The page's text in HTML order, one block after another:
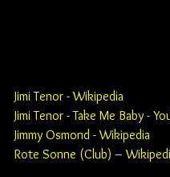
Jimi Tenor - Wikipedia
Jimi Tenor - Take Me Baby -
Jimmy Osmond - Wikipedia
Rote Sonne (Club) –